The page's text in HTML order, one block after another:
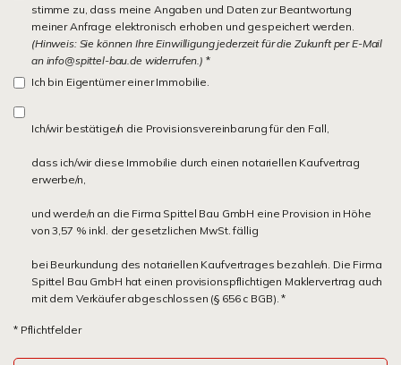
stimme zu, dass meine Angaben und Daten zur Beantwortung
meiner Anfrage elektronisch erhoben und gespeichert werden.
(Hinweis: Sie können Ihre Einwilligung jederzeit für die Zukunft per E-Mail
an info@spittel-bau.de widerrufen.) *
Ich bin Eigentümer einer Immobilie.
Ich/wir bestätige/n die Provisionsvereinbarung für den Fall,
dass ich/wir diese Immobilie durch einen notariellen Kaufvertrag
erwerbe/n,
und werde/n an die Firma Spittel Bau GmbH eine Provision in Höhe
von 3,57 % inkl. der gesetzlichen MwSt. fällig
bei Beurkundung des notariellen Kaufvertrages bezahle/n. Die Firma
Spittel Bau GmbH hat einen provisionspflichtigen Maklervertrag auch
mit dem Verkäufer abgeschlossen (§ 656 c BGB). *
* Pflichtfelder